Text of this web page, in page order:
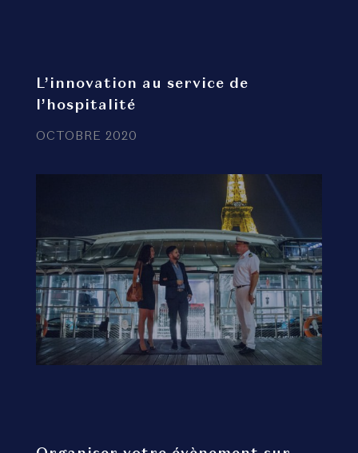
L’innovation au service de
l’hospitalité
OCTOBRE 2020